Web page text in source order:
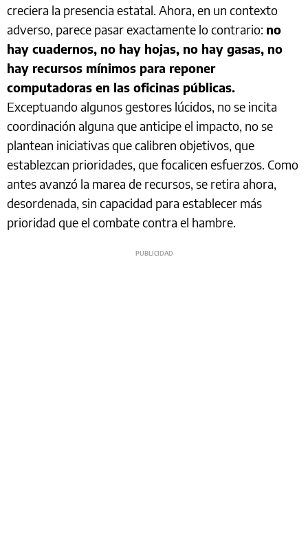
creciera la presencia estatal. Ahora, en un contexto
adverso, parece pasar exactamente lo contrario: no
hay cuadernos, no hay hojas, no hay gasas, no
hay recursos mínimos para reponer
computadoras en las oficinas públicas.
Exceptuando algunos gestores lúcidos, no se incita
coordinación alguna que anticipe el impacto, no se
plantean iniciativas que calibren objetivos, que
establezcan prioridades, que focalicen esfuerzos. Como
antes avanzó la marea de recursos, se retira ahora,
desordenada, sin capacidad para establecer más
prioridad que el combate contra el hambre.